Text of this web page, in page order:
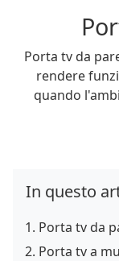
Porta tv da
rendere
quando
In questo
Porta tv da
Porta tv a